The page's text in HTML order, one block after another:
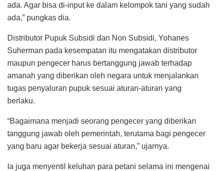
ada. Agar bisa di-input ke dalam kelompok tani yang sudah
ada,” pungkas dia.
Distributor Pupuk Subsidi dan Non Subsidi, Yohanes
Suherman pada kesempatan itu mengatakan distributor
maupun pengecer harus bertanggung jawab terhadap
amanah yang diberikan oleh negara untuk menjalankan
tugas penyaluran pupuk sesuai aturan-aturan yang
berlaku.
“Bagaimana menjadi seorang pengecer yang diberikan
tanggung jawab oleh pemerintah, terutama bagi pengecer
yang baru agar bekerja sesuai aturan,” ujarnya.
Ia juga menyentil keluhan para petani selama ini mengenai